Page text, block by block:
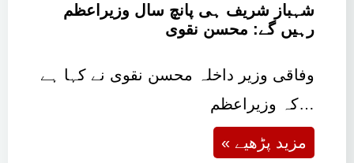
شہباز شریف ہی پانچ سال وزیراعظم
رہیں گے: محسن نقوی
وفاقی وزیر داخلہ محسن نقوی نے کہا ہے
کہ وزیراعظم…
« مزید پڑھیے